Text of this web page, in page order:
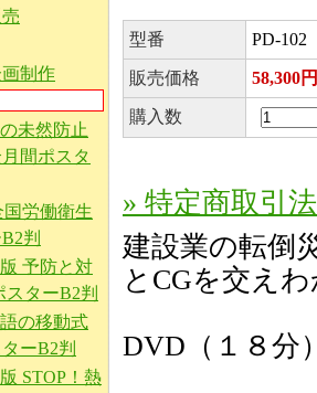
制作
未然防止
間ポスタ
国労働衛生
判
予防と対
ターB2判
の移動式
ーB2判
STOP！熱
型番 PD-102
販売価格 58,300
購入数
» 特定商取引
建設業の転倒
とCGを交え
DVD（１８分